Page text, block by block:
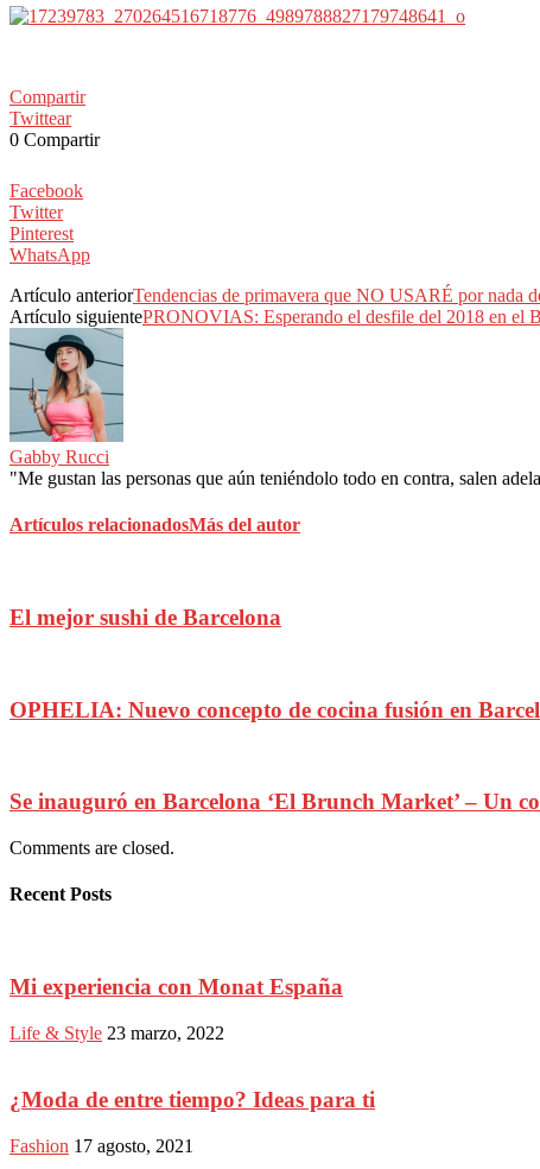
Compartir
Twittear
0 Compartir
Facebook
Twitter
Pinterest
WhatsApp
Artículo anteriorTendencias de primavera que NO USARÉ por nada
Artículo siguientePRONOVIAS: Esperando el desfile del 2018 en
Gabby Rucci
"Me gustan las personas que aún teniéndolo todo en contra, salen
Artículos relacionadosMás del autor
El mejor sushi de Barcelona
OPHELIA: Nuevo concepto de cocina fusión en
Se inauguró en Barcelona ‘El Brunch Market’ – Un
Comments are closed.
Recent Posts
Mi experiencia con Monat España
Life & Style 23 marzo, 2022
¿Moda de entre tiempo? Ideas para ti
Fashion 17 agosto, 2021